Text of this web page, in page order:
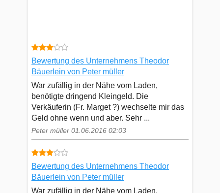
Bewertung des Unternehmens Theodor
Bäuerlein von Peter müller
War zufällig in der Nähe vom Laden,
benötigte dringend Kleingeld. Die
Verkäuferin (Fr. Marget ?) wechselte mir das
Geld ohne wenn und aber. Sehr ...
Peter müller 01.06.2016 02:03
Bewertung des Unternehmens Theodor
Bäuerlein von Peter müller
War zufällig in der Nähe vom Laden,